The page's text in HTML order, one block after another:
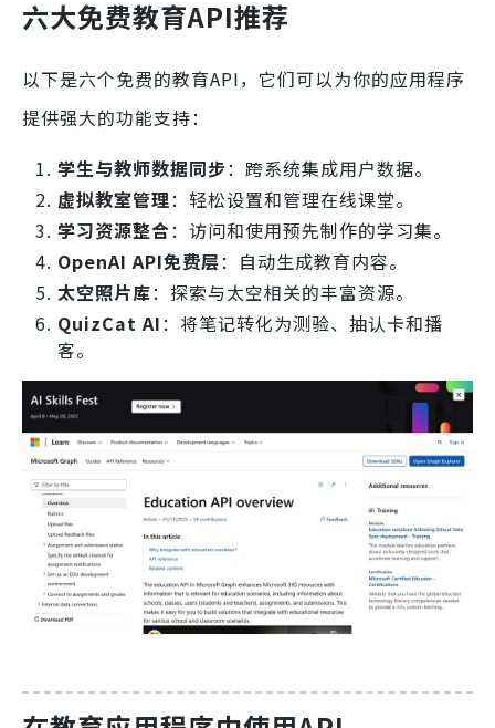
六大免费教育API推荐
以下是六个免费的教育API，它们可以为你的应用程序
提供强大的功能支持：
学生与教师数据同步：跨系统集成用户数据。
虚拟教室管理：轻松设置和管理在线课堂。
学习资源整合：访问和使用预先制作的学习集。
OpenAI API免费层：自动生成教育内容。
太空照片库：探索与太空相关的丰富资源。
QuizCat AI：将笔记转化为测验、抽认卡和播
客。